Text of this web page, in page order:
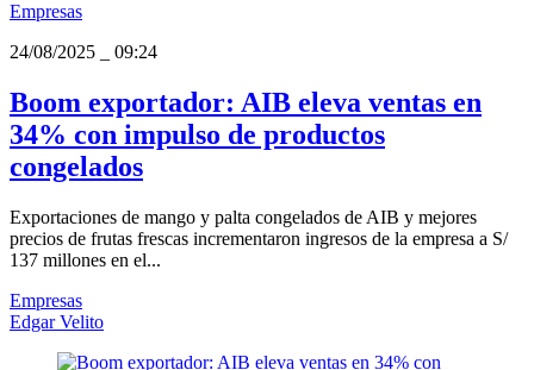
Empresas
24/08/2025
09:24
Boom exportador: AIB eleva ventas en
34% con impulso de productos
congelados
Exportaciones de mango y palta congelados de AIB y mejores
precios de frutas frescas incrementaron ingresos de la empresa a S/
137 millones en el...
Empresas
Edgar Velito